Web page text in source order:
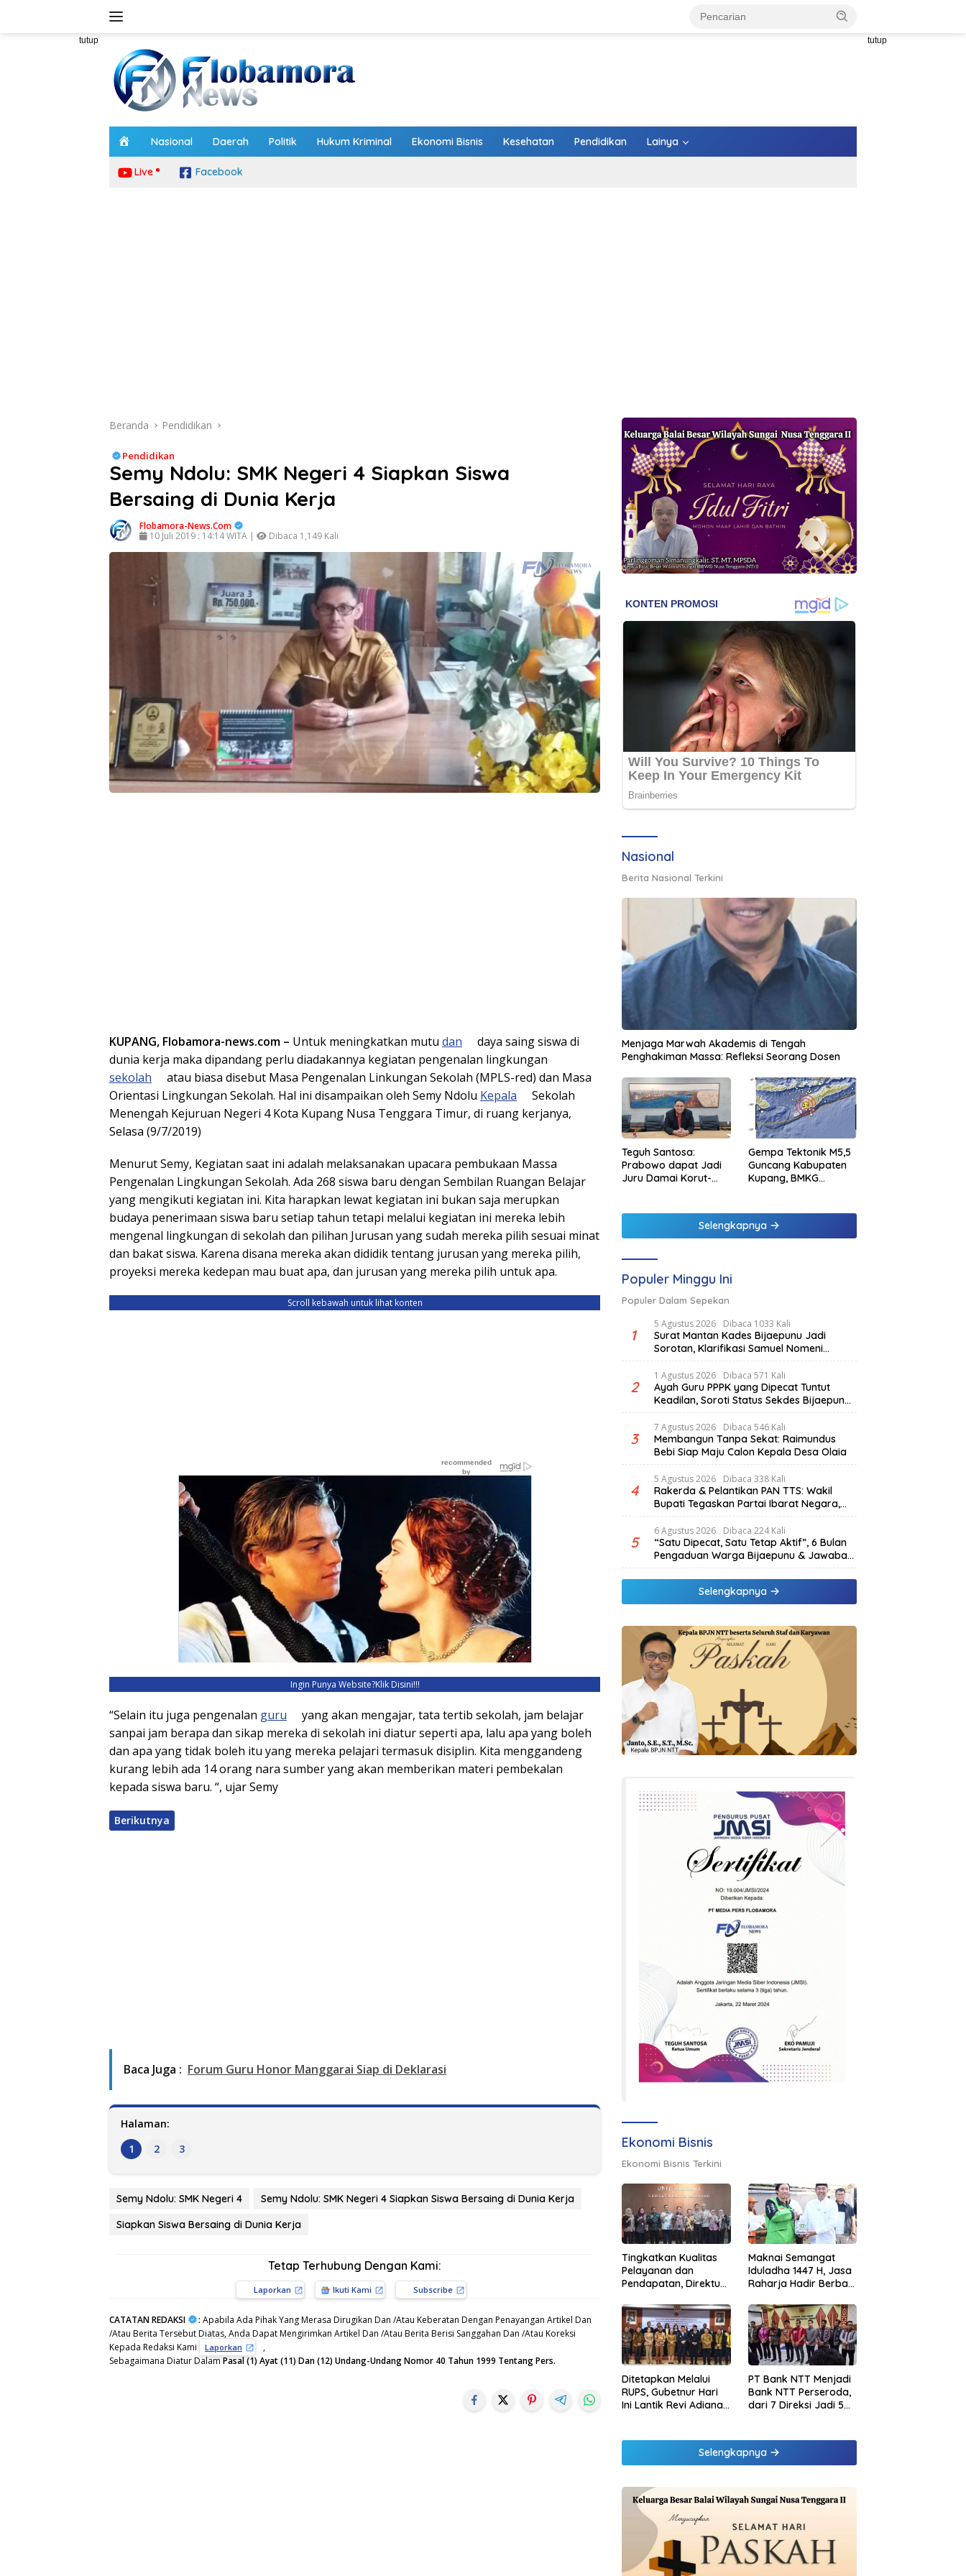
tutup tutup
o
m
e
Nasional Daerah Politik Hukum Kriminal Ekonomi Bisnis Kesehatan Pendidikan Lainya
Live Facebook
Beranda Pendidikan
Pendidikan
Semy Ndolu: SMK Negeri 4 Siapkan Siswa
Bersaing di Dunia Kerja
Flobamora-News.Com
10 Juli 2019 : 14:14 WITA |
Dibaca 1,149 Kali
KUPANG, Flobamora-news.com – Untuk meningkatkan mutu dan
daya saing siswa di
dunia kerja maka dipandang perlu diadakannya kegiatan pengenalan lingkungan
sekolah
atau biasa disebut Masa Pengenalan Linkungan Sekolah (MPLS-red) dan Masa
Orientasi Lingkungan Sekolah. Hal ini disampaikan oleh Semy Ndolu Kepala
Sekolah
Menengah Kejuruan Negeri 4 Kota Kupang Nusa Tenggara Timur, di ruang kerjanya,
Selasa (9/7/2019)
Menurut Semy, Kegiatan saat ini adalah melaksanakan upacara pembukaan Massa
Pengenalan Lingkungan Sekolah. Ada 268 siswa baru dengan Sembilan Ruangan Belajar
yang mengikuti kegiatan ini. Kita harapkan lewat kegiatan ini bukan saja merupkan
budaya penerimaan siswa baru setiap tahun tetapi melalui kegiatan ini mereka lebih
mengenal lingkungan di sekolah dan pilihan Jurusan yang sudah mereka pilih sesuai minat
dan bakat siswa. Karena disana mereka akan dididik tentang jurusan yang mereka pilih,
proyeksi mereka kedepan mau buat apa, dan jurusan yang mereka pilih untuk apa.
Scroll kebawah untuk lihat konten
Ingin Punya Website?Klik Disini!!!
“Selain itu juga pengenalan guru
yang akan mengajar, tata tertib sekolah, jam belajar
sanpai jam berapa dan sikap mereka di sekolah ini diatur seperti apa, lalu apa yang boleh
dan apa yang tidak boleh itu yang mereka pelajari termasuk disiplin. Kita menggandeng
kurang lebih ada 14 orang nara sumber yang akan memberikan materi pembekalan
kepada siswa baru. “, ujar Semy
Berikutnya
Baca Juga : Forum Guru Honor Manggarai Siap di Deklarasi
Halaman:
1
2 3
Semy Ndolu: SMK Negeri 4
Semy Ndolu: SMK Negeri 4 Siapkan Siswa Bersaing di Dunia Kerja
Siapkan Siswa Bersaing di Dunia Kerja
Tetap Terhubung Dengan Kami:
Laporkan Ikuti Kami Subscribe
CATATAN REDAKSI : Apabila Ada Pihak Yang Merasa Dirugikan Dan /Atau Keberatan Dengan Penayangan Artikel Dan
/Atau Berita Tersebut Diatas, Anda Dapat Mengirimkan Artikel Dan /Atau Berita Berisi Sanggahan Dan /Atau Koreksi
Kepada Redaksi Kami
Laporkan
,
Sebagaimana Diatur DalamPasal (1) Ayat (11) Dan (12) Undang-Undang Nomor 40 Tahun 1999 Tentang Pers.
Nasional
Berita Nasional Terkini
Menjaga Marwah Akademis di Tengah
Penghakiman Massa: Refleksi Seorang Dosen
Teguh Santosa:
Prabowo dapat Jadi
Juru Damai Korut-
Gempa Tektonik M5,5
Guncang Kabupaten
Kupang, BMKG
Selengkapnya
Populer Minggu Ini
Populer Dalam Sepekan
1
5 Agustus 2026 Dibaca 1033 Kali
Surat Mantan Kades Bijaepunu Jadi
Sorotan, Klarifikasi Samuel Nomeni
Berbeda dengan Isi Dokumen yang
Beredar
2
1 Agustus 2026 Dibaca 571 Kali
Ayah Guru PPPK yang Dipecat Tuntut
Keadilan, Soroti Status Sekdes Bijaepunu
yang Masih Aktif Bekerja
3
7 Agustus 2026 Dibaca 546 Kali
Membangun Tanpa Sekat: Raimundus
Bebi Siap Maju Calon Kepala Desa Olaia
4
5 Agustus 2026 Dibaca 338 Kali
Rakerda & Pelantikan PAN TTS: Wakil
Bupati Tegaskan Partai Ibarat Negara,
SPK Buka Kabar Sawah 3.000 Hektar &
Larangan Politik Uang
5
6 Agustus 2026 Dibaca 224 Kali
“Satu Dipecat, Satu Tetap Aktif”, 6 Bulan
Pengaduan Warga Bijaepunu & Jawaban
Asisten I TTS: Pelan-pelan, Tapi Pasti.
Selengkapnya
Ekonomi Bisnis
Ekonomi Bisnis Terkini
Tingkatkan Kualitas
Pelayanan dan
Pendapatan, Direktur
Raharja Berikan
Pembinaan di
Lampung dan Tinjau
Samsat Rajabasa
Maknai Semangat
Iduladha 1447 H, Jasa
Raharja Hadir Berbagi
melalui Penyaluran
Paket Daging Kurban
Ditetapkan Melalui
RUPS, Gubetnur Hari
Ini Lantik Revi Adiana
PT Bank NTT Menjadi
Bank NTT Perseroda,
dari 7 Direksi Jadi 5
Komisaris
Selengkapnya